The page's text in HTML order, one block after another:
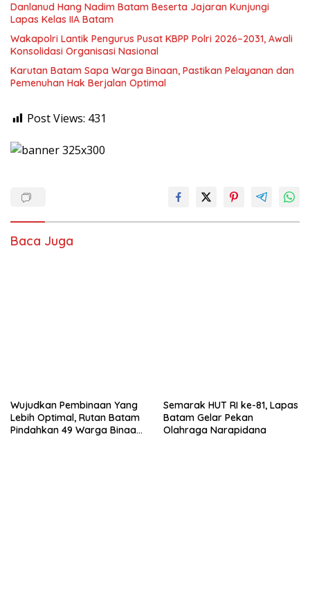
Danlanud Hang Nadim Batam Beserta Jajaran Kunjungi
Lapas Kelas IIA Batam
Wakapolri Lantik Pengurus Pusat KBPP Polri 2026–2031, Awali
Konsolidasi Organisasi Nasional
Karutan Batam Sapa Warga Binaan, Pastikan Pelayanan dan
Pemenuhan Hak Berjalan Optimal
Post Views: 431
Baca Juga
Wujudkan Pembinaan Yang
Lebih Optimal, Rutan Batam
Pindahkan 49 Warga Binaan
Semarak HUT RI ke-81, Lapas
Batam Gelar Pekan
Olahraga Narapidana